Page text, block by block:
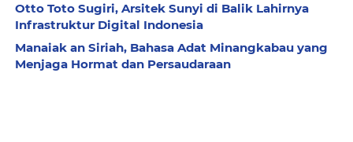
Otto Toto Sugiri, Arsitek Sunyi di Balik Lahirnya
Infrastruktur Digital Indonesia
Manaiak an Siriah, Bahasa Adat Minangkabau yang
Menjaga Hormat dan Persaudaraan